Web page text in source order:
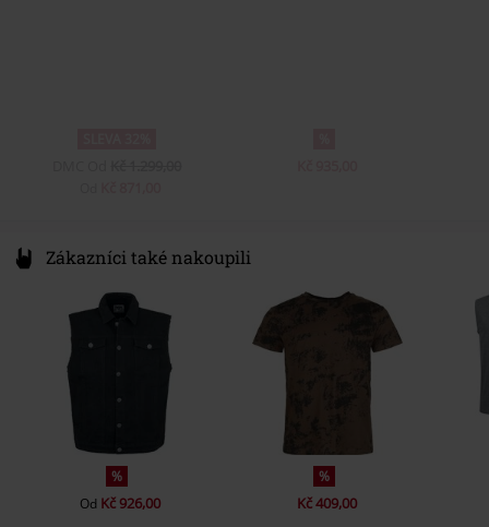
Zákazníci také nakoupili
%
Od Kč 926,00
%
Kč 409,00